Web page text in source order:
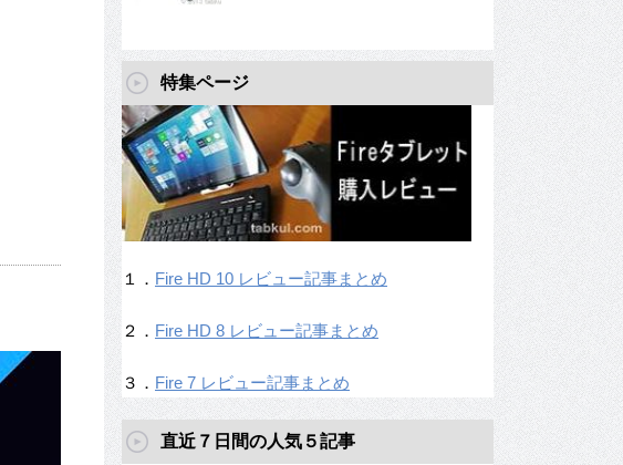
特集ページ
１． Fire HD 10 レビュー記事まとめ
２． Fire HD 8 レビュー記事まとめ
３． Fire 7 レビュー記事まとめ
直近７日間の人気５記事